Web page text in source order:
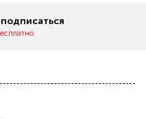
подписаться